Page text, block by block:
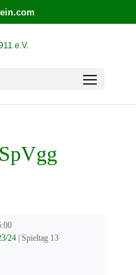
24 | Spieltag 13